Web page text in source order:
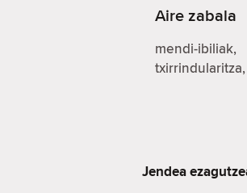
Aire zabala
mendi-ibiliak,
Jendea